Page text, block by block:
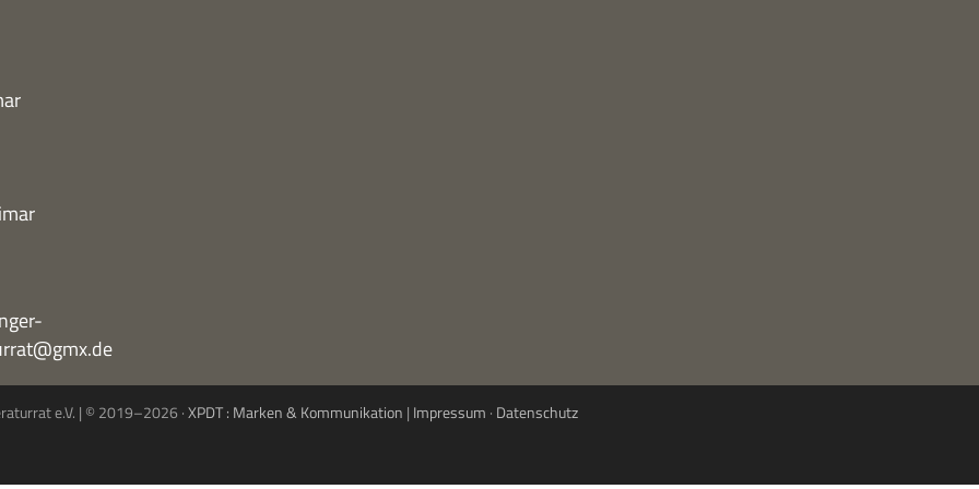
e.V. | © 2019–2026 ·XPDT : Marken & Kommunikation | Impressum · Datenschutz